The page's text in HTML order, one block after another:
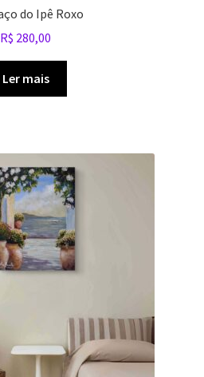
do Ipê Roxo
R$ 280,00
Ler mais